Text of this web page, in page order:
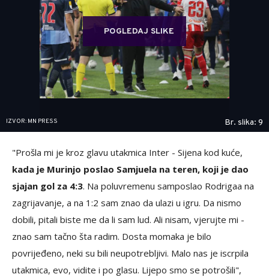
POGLEDAJ SLIKE
IZVOR: MN PRESS Br. slika: 9
"Prošla mi je kroz glavu utakmica Inter - Sijena kod kuće,
kada je Murinjo poslao Samjuela na teren, koji je dao
sjajan gol za 4:3. Na poluvremenu samposlao Rodrigaa na
zagrijavanje, a na 1:2 sam znao da ulazi u igru. Da nismo
dobili, pitali biste me da li sam lud. Ali nisam, vjerujte mi -
znao sam tačno šta radim. Dosta momaka je bilo
povrijeđeno, neki su bili neupotrebljivi. Malo nas je iscrpila
utakmica, evo, vidite i po glasu. Lijepo smo se potrošili",